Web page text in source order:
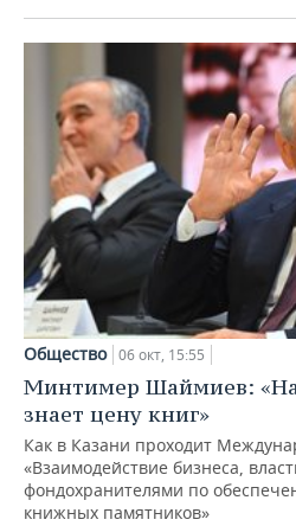
ИНВЕСТИЦИИ
НЕФТЬ
ОПК
ЭНЕРГЕТИКА
НОВОСТИ БИЗНЕСА
РОЗНИЧНАЯ ТОРГОВЛЯ
ТРАНСПОРТ
УСЛУГИ
ТЕХНОЛОГИИ
НОВОСТИ ТЕХНОЛОГИЙ
МЕДИА
ТЕЛЕКОММУНИКАЦИИ
МЕРОПРИЯТИЯ
НОВОСТИ МЕРОПРИЯТИЙ
ВЫЕЗДНАЯ РЕДАКЦИЯ
БИЗНЕС-БРАНЧИ
ONLINE-КОНФЕРЕНЦИИ
ОТКРЫТАЯ ЛЕКЦИЯ
СПОРТ
НОВОСТИ СПОРТА
ФУТБОЛ
ХОККЕЙ
БАСКЕТБОЛ
ВОЛЕЙБОЛ
КИБЕРСПОРТ
ФИГУРНОЕ КАТАНИЕ
ОБЩЕСТВО
НОВОСТИ ОБЩЕСТВА
ВЛАСТЬ
ИНФРАСТРУКТУРА
ИСТОРИЯ
КУЛЬТУРА
МЕДИЦИНА
ФОТОГАЛЕРЕЯ
СЮЖЕТЫ
СПРАВОЧНИК
СПИСОК ПЕРСОН
СПИСОК КОМПАНИЙ
ПОЛНАЯ ВЕРСИЯ
Общество 06 окт, 15:55
Минтимер Шаймиев:
знает цену книг»
Как в Казани проходит
«Взаимодействие бизнеса,
фондохранителями по
книжных памятников»